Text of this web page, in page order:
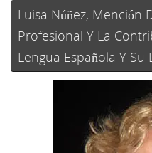
Luisa Núñez, Mención
Profesional Y La
Lengua Española Y Su